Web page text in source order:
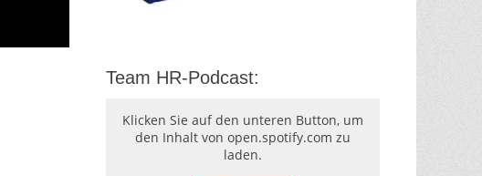
Team HR-Podcast:
Klicken Sie auf den unteren Button, um
den Inhalt von open.spotify.com zu
laden.